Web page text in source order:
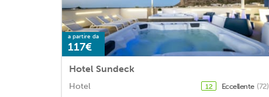
a partire da
117€
Hotel Sundeck
Hotel 12 Eccellente (72)